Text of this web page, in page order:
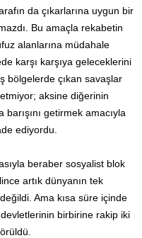
da çıkarlarına uygun bir
Bu amaçla rekabetin
alanlarına müdahale
karşı karşıya geleceklerini
bölgelerde çıkan savaşlar
aksine diğerinin
getirmek amacıyla
ediyordu.
beraber sosyalist blok
artık dünyanın tek
Ama kısa süre içinde
devletlerinin birbirine rakip iki